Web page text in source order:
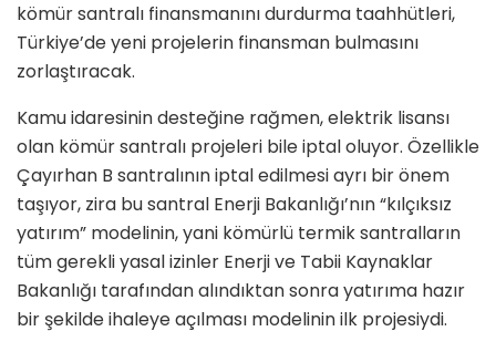
kömür santralı finansmanını durdurma taahhütleri,
Türkiye’de yeni projelerin finansman bulmasını
zorlaştıracak.
Kamu idaresinin desteğine rağmen, elektrik lisansı
olan kömür santralı projeleri bile iptal oluyor. Özellikle
Çayırhan B santralının iptal edilmesi ayrı bir önem
taşıyor, zira bu santral Enerji Bakanlığı’nın “kılçıksız
yatırım” modelinin, yani kömürlü termik santralların
tüm gerekli yasal izinler Enerji ve Tabii Kaynaklar
Bakanlığı tarafından alındıktan sonra yatırıma hazır
bir şekilde ihaleye açılması modelinin ilk projesiydi.